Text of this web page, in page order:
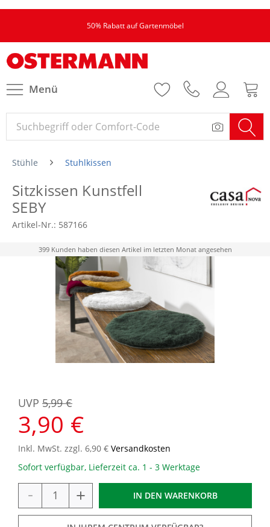
50% Rabatt auf Gartenmöbel
Menü
Stühle Stuhlkissen
Sitzkissen Kunstfell
SEBY
Artikel-Nr.: 587166
399 Kunden haben diesen Artikel im letzten Monat angesehen
3,90 €
UVP 5,99 €
Inkl. MwSt. zzgl. 6,90 € Versandkosten
Sofort verfügbar, Lieferzeit ca. 1 - 3 Werktage
- + IN DEN WARENKORB